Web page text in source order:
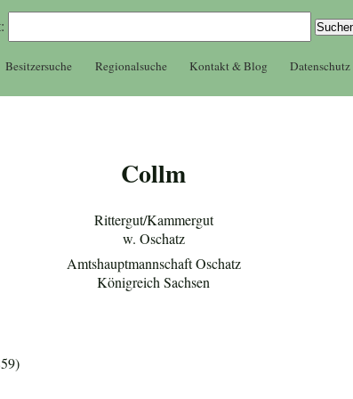
Besitzersuche Regionalsuche Kontakt & Blog Datenschutz
Collm
Rittergut/Kammergut
w. Oschatz
Amtshauptmannschaft Oschatz
Königreich Sachsen